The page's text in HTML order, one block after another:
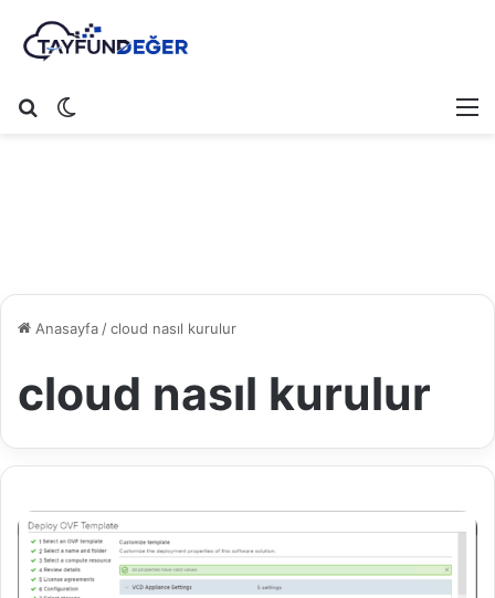
Arama yap ...
Anasayfa/cloud nasıl kurulur
cloud nasıl kurulur